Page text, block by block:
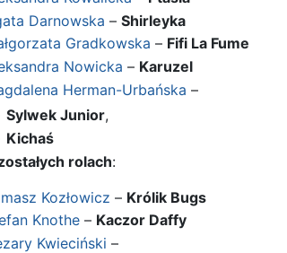
Darnowska – Shirleyka
Gradkowska – Fifi La Fume
Nowicka – Karuzel
Herman-Urbańska –
Sylwek Junior,
Kichaś
rolach:
Kozłowicz – Królik Bugs
Knothe– Kaczor Daffy
Kwieciński –